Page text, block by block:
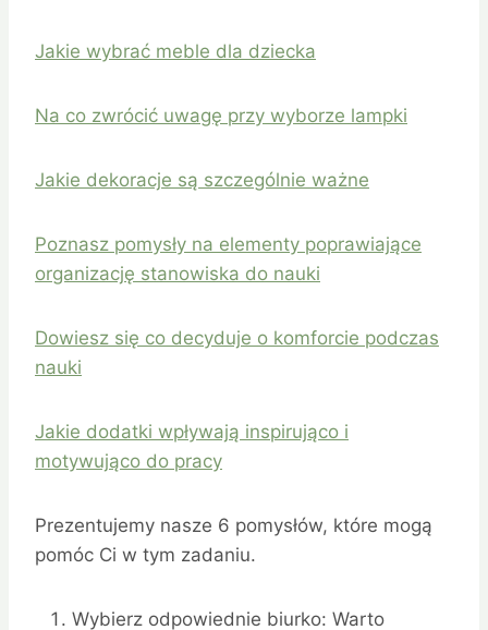
Jakie wybrać meble dla dziecka
Na co zwrócić uwagę przy wyborze lampki
Jakie dekoracje są szczególnie ważne
Poznasz pomysły na elementy poprawiające
organizację stanowiska do nauki
Dowiesz się co decyduje o komforcie podczas
nauki
Jakie dodatki wpływają inspirująco i
motywująco do pracy
Prezentujemy nasze 6 pomysłów, które mogą
pomóc Ci w tym zadaniu.
Wybierz odpowiednie biurko: Warto